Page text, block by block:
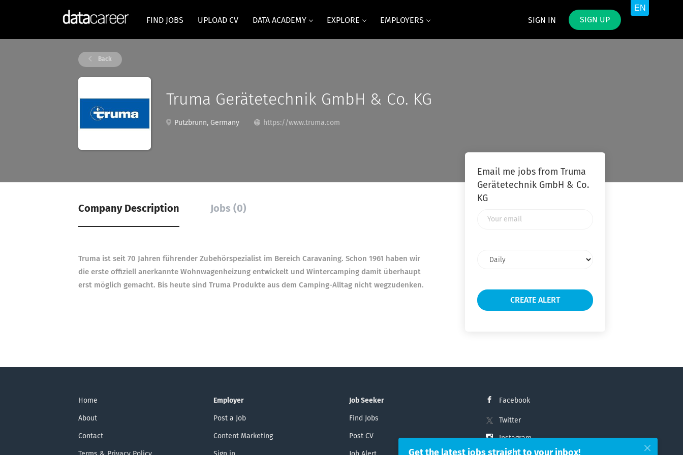
SIGN IN SIGN UP
FIND JOBS UPLOAD CV DATA ACADEMY EXPLORE EMPLOYERS
Back
Truma Gerätetechnik GmbH & Co. KG
Putzbrunn, Germany https://www.truma.com
Company Description Jobs (0)
Truma ist seit 70 Jahren führender Zubehörspezialist im Bereich Caravaning. Schon 1961 haben wir
die erste offiziell anerkannte Wohnwagenheizung entwickelt und Wintercamping damit überhaupt
erst möglich gemacht. Bis heute sind Truma Produkte aus dem Camping-Alltag nicht wegzudenken.
Email me jobs from Truma
Gerätetechnik GmbH & Co.
KG
frequency
Home
About
Contact
Employer
Post a Job
Content Marketing
Job Seeker
Find Jobs
Post CV
Facebook
Twitter
Instagram
Get the latest jobs straight to your inbox!